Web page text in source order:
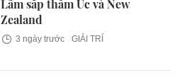
Lâm sắp thăm Úc và New
Zealand
3 ngày trước GIẢI TRÍ